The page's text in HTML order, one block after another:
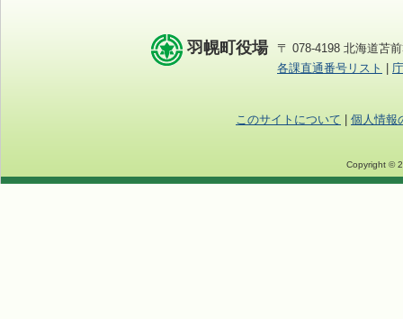
羽幌町役場
〒 078-4198 北海道苫
各課直通番号リスト
このサイトについて 個人情報
Copyright ©